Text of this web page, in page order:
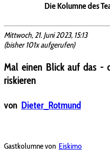
Die Kolumne des
Mittwoch, 21. Juni 2023, 15:13
(bisher 101x aufgerufen)
Mal einen Blick auf das -
riskieren
von Dieter_Rotmund
Gastkolumne von Eiskimo